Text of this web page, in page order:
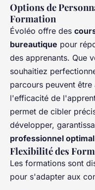
Options de
Formation
Évoléo offre des
bureautique pour
des apprenants. Que
souhaitiez
parcours peuvent
l'efficacité de
permet de cibler
développer,
professionnel optimal
Flexibilité des
Les formations sont
pour s'adapter aux